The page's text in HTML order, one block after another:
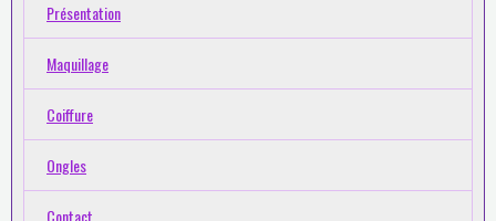
Présentation
Maquillage
Coiffure
Ongles
Contact